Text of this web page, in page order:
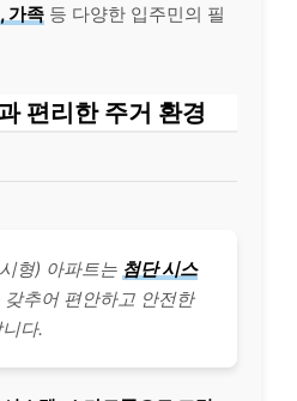
가족 등 다양한 입주민의 필
편리한 주거 환경
형) 아파트는 첨단 시스
갖추어 편안하고 안전한
다.